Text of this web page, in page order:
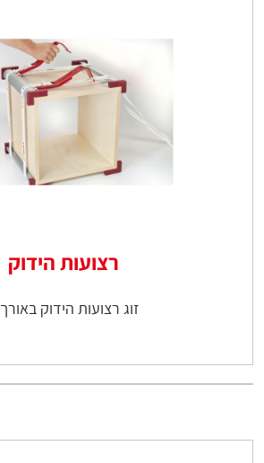
רצועות הידוק
זוג רצועות הידוק באורך 8